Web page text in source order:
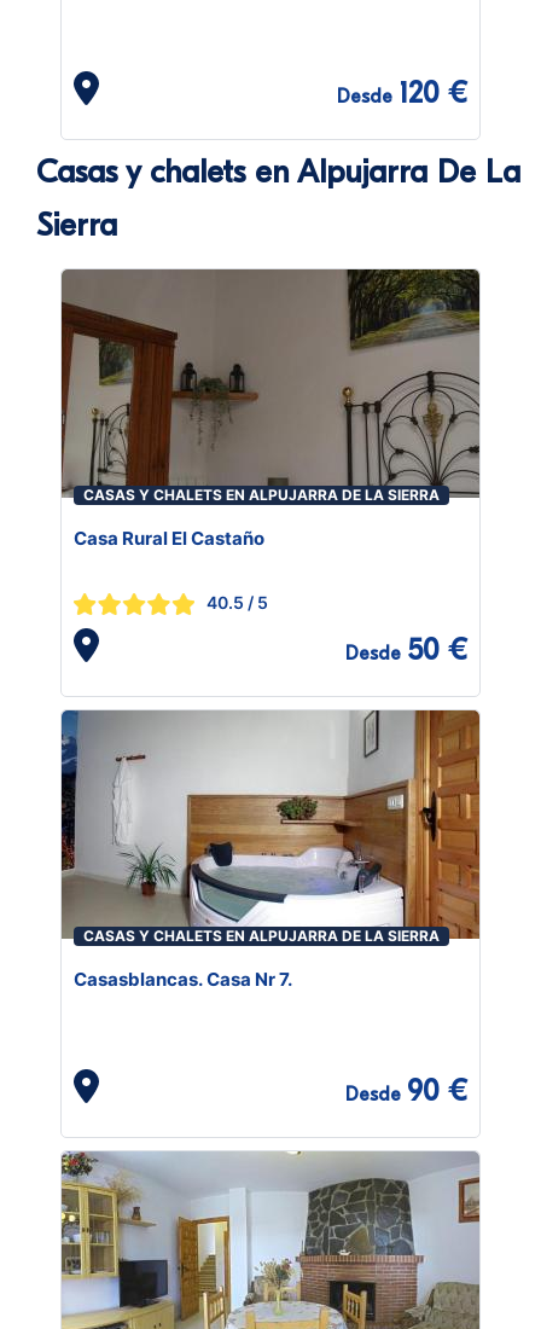
Desde 120 €
Casas y chalets en Alpujarra De La
Sierra
CASAS Y CHALETS EN ALPUJARRA DE LA SIERRA
Casa Rural El Castaño
40.5 / 5
Desde 50 €
CASAS Y CHALETS EN ALPUJARRA DE LA SIERRA
Casasblancas. Casa Nr 7.
Desde 90 €